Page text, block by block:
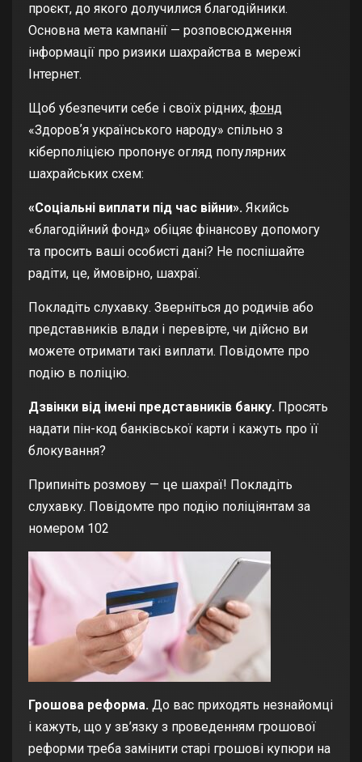
проєкт, до якого долучилися благодійники.
Основна мета кампанії — розповсюдження
інформації про ризики шахрайства в мережі
Інтернет.
Щоб убезпечити себе і своїх рідних, фонд
«Здоровʼя українського народу» спільно з
кіберполіцією пропонує огляд популярних
шахрайських схем:
«Соціальні виплати під час війни». Якийсь
«благодійний фонд» обіцяє фінансову допомогу
та просить ваші особисті дані? Не поспішайте
радіти, це, ймовірно, шахраї.
Покладіть слухавку. Зверніться до родичів або
представників влади і перевірте, чи дійсно ви
можете отримати такі виплати. Повідомте про
подію в поліцію.
Дзвінки від імені представників банку. Просять
надати пін-код банківської карти і кажуть про її
блокування?
Припиніть розмову — це шахраї! Покладіть
слухавку. Повідомте про подію поліціянтам за
номером 102
Грошова реформа. До вас приходять незнайомці
і кажуть, що у зв’язку з проведенням грошової
реформи треба замінити старі грошові купюри на